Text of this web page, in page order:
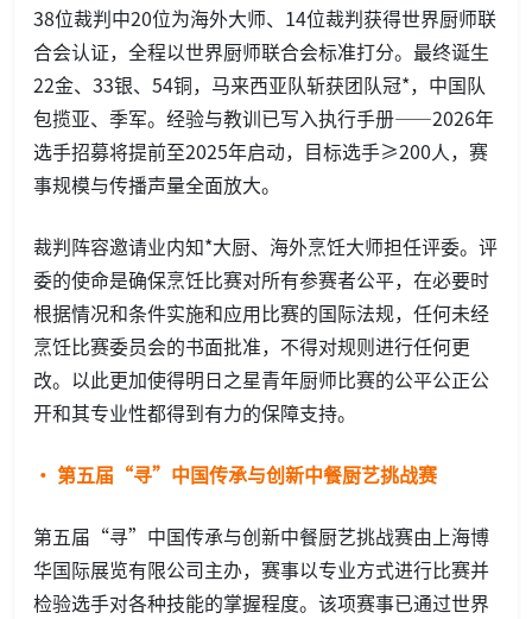
38位裁判中20位为海外大师、14位裁判获得世界厨师联
合会认证，全程以世界厨师联合会标准打分。最终诞生
22金、33银、54铜，马来西亚队斩获团队冠*，中国队
包揽亚、季军。经验与教训已写入执行手册——2026年
选手招募将提前至2025年启动，目标选手≥200人，赛
事规模与传播声量全面放大。
裁判阵容邀请业内知*大厨、海外烹饪大师担任评委。评
委的使命是确保烹饪比赛对所有参赛者公平，在必要时
根据情况和条件实施和应用比赛的国际法规，任何未经
烹饪比赛委员会的书面批准，不得对规则进行任何更
改。以此更加使得明日之星青年厨师比赛的公平公正公
开和其专业性都得到有力的保障支持。
· 第五届“寻”中国传承与创新中餐厨艺挑战赛
第五届“寻”中国传承与创新中餐厨艺挑战赛由上海博
华国际展览有限公司主办，赛事以专业方式进行比赛并
检验选手对各种技能的掌握程度。该项赛事已通过世界